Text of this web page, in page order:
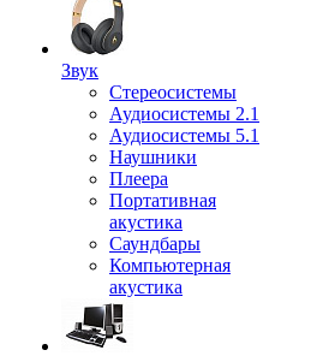
Звук
Стереосистемы
Аудиосистемы 2.1
Аудиосистемы 5.1
Наушники
Плеера
Портативная
акустика
Саундбары
Компьютерная
акустика